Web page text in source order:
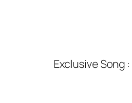
Exclusive Song :